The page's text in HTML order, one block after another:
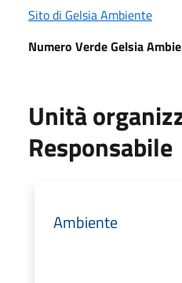
Sito di Gelsia Ambiente
Numero Verde Gelsia
Unità
Responsabile
Ambiente